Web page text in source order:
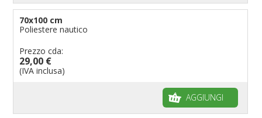
70x100 cm
Poliestere nautico
Prezzo cda:
29,00 €
(IVA inclusa)
AGGIUNGI